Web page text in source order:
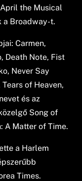
the Musical
a Broadway-t.
Carmen,
Death Note, Fist
Never Say
of Heaven,
és az
Song of
A Matter of Time.
a Harlem
Times.